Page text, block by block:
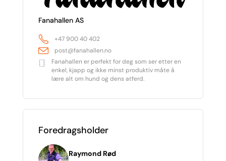
Fanahallen AS
+47 900 40 402
post@fanahallen.no
Fanahallen er perfekt for deg som ser etter en
enkel, kjapp og ikke minst produktiv måte å
lære alt om hund og dens atferd.
Foredragsholder
Raymond Rød